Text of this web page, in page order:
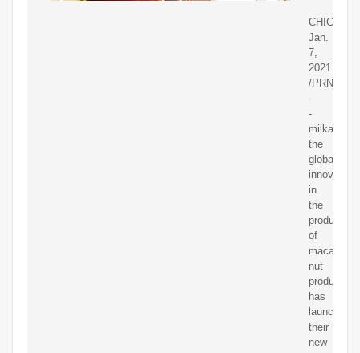
CHICAGO,
Jan.
7,
2021
/
-
-
the
global
innovator
in
the
production
of
nut
products,
has
launched
their
new